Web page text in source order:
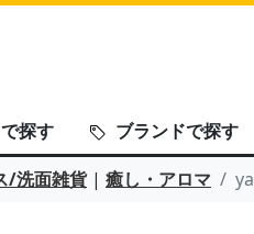
探す
ブランドで探す
/洗面雑貨| 癒し・アロマ